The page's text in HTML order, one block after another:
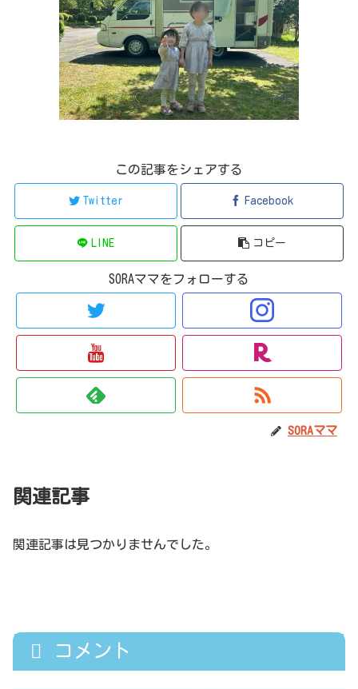
この記事をシェアする
Twitter Facebook
LINE コピー
SORAママをフォローする
SORAママ
関連記事
関連記事は見つかりませんでした。
コメント